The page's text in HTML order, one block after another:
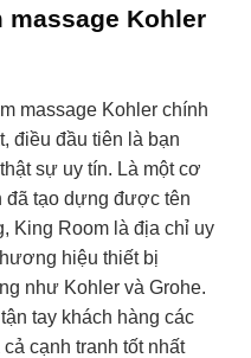
Kohler
massage Kohler chính
điều đầu tiên là bạn
sự uy tín. Là một cơ
đã tạo dựng được tên
King Room là địa chỉ uy
hiệu thiết bị
như Kohler và Grohe.
tay khách hàng các
cạnh tranh tốt nhất